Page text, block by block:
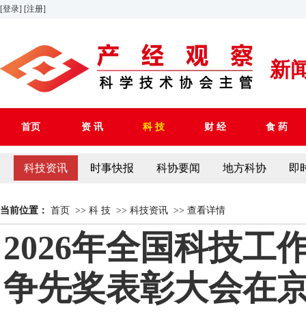
[登录] [注册]
新
首页 资 讯 科 技 财 经 食 药
科技资讯 时事快报 科协要闻 地方科协 即
当前位置： 首页 >> 科 技 >> 科技资讯 >> 查看详情
2026年全国科技工
争先奖表彰大会在